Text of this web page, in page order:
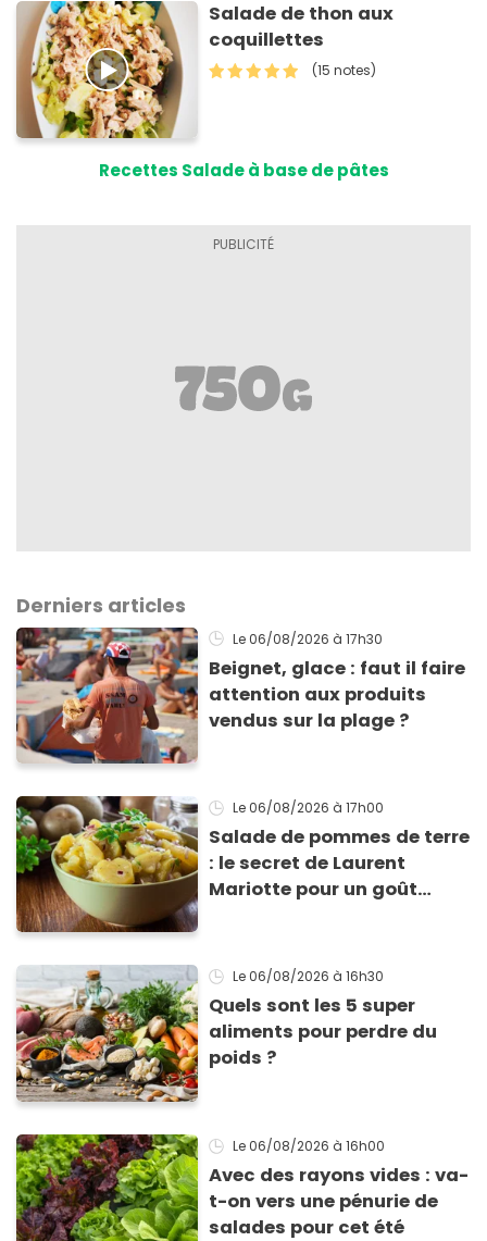
Salade de thon aux
coquillettes
(15 notes)
Recettes Salade à base de pâtes
Derniers articles
Le 06/08/2026 à 17h30
Beignet, glace : faut il faire
attention aux produits
vendus sur la plage ?
Le 06/08/2026 à 17h00
Salade de pommes de terre
: le secret de Laurent
Mariotte pour un goût
Le 06/08/2026 à 16h30
Quels sont les 5 super
aliments pour perdre du
poids ?
Le 06/08/2026 à 16h00
Avec des rayons vides : va-
t-on vers une pénurie de
salades pour cet été